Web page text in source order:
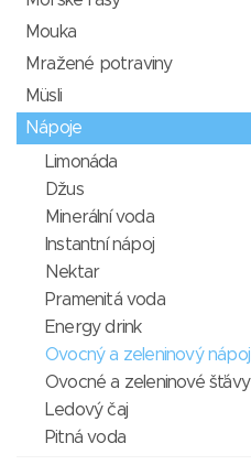
Mouka
Mražené potraviny
Müsli
Nápoje
Limonáda
Džus
Minerální voda
Instantní nápoj
Nektar
Pramenitá voda
Energy drink
Ovocný a zeleninový nápoj
Ovocné a zeleninové šťávy
Ledový čaj
Pitná voda